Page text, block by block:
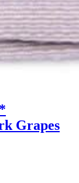
Grapes